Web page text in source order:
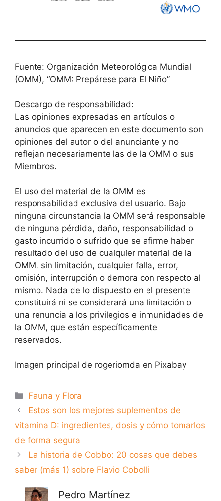
Fuente: Organización Meteorológica Mundial
(OMM), “OMM: Prepárese para El Niño”
Descargo de responsabilidad:
Las opiniones expresadas en artículos o
anuncios que aparecen en este documento son
opiniones del autor o del anunciante y no
reflejan necesariamente las de la OMM o sus
Miembros.
El uso del material de la OMM es
responsabilidad exclusiva del usuario. Bajo
ninguna circunstancia la OMM será responsable
de ninguna pérdida, daño, responsabilidad o
gasto incurrido o sufrido que se afirme haber
resultado del uso de cualquier material de la
OMM, sin limitación, cualquier falla, error,
omisión, interrupción o demora con respecto al
mismo. Nada de lo dispuesto en el presente
constituirá ni se considerará una limitación o
una renuncia a los privilegios e inmunidades de
la OMM, que están específicamente
reservados.
Imagen principal de rogeriomda en Pixabay
Categorías
Fauna y Flora
Estos son los mejores suplementos de
vitamina D: ingredientes, dosis y cómo tomarlos
de forma segura
La historia de Cobbo: 20 cosas que debes
saber (más 1) sobre Flavio Cobolli
Pedro Martínez